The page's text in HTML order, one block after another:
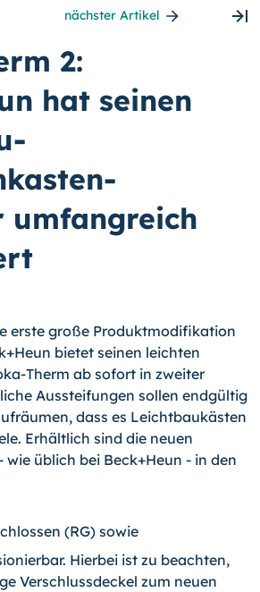
nächster Artikel
2:
hat seinen
umfangreich
erste große Produktmodifikation
bie­tet seinen leichten
Therm ab sofort in zweiter
Aussteifungen sollen endgültig
dass es Leicht­baukästen
Erhältlich sind die neuen
wie üblich bei Beck+Heun - in den
(RG) sowie
Hierbei ist zu beachten,
Verschlussdeckel zum neuen